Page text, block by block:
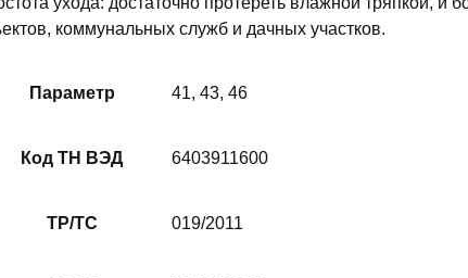
коммунальных служб и дачных участков.
Параметр 41, 43, 46
Код ТН ВЭД 6403911600
ТР/ТС 019/2011